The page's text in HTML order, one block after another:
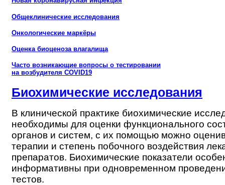
Общеклинические исследования
Онкологические маркёры
Оценка биоценоза влагалища
Часто возникающие вопросы о тестировании
на возбудителя COVID19
Биохимические исследования
В клинической практике биохимические
необходимы для оценки функционального
органов и систем, с их помощью можно
терапии и степень побочного воздействия
препаратов. Биохимические показатели
информативны при одновременном
тестов.